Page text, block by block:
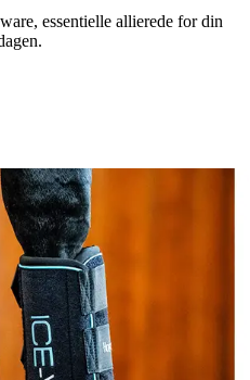
essentielle allierede for din